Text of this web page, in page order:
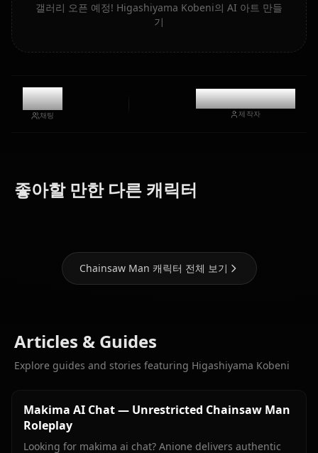
갤러리 오픈 예정! Higashiyama Kobeni의 AI 아트 만들
기
0
채팅
@casualwaifus
제작자
좋아할 만한 다른 캐릭터
(Chainsaw
Chainsaw Man 캐릭터 전체 보기
Articles & Guides
Explore guides and stories featuring Higashiyama Kobeni
Makima AI Chat — Unrestricted Chainsaw Man
Roleplay
Looking for makima ai chat? Anione delivers authentic